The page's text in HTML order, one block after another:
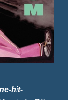
hit-